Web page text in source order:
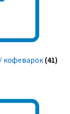
кофеварок (41)